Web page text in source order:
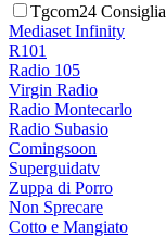
Tgcom24 Consiglia
Mediaset Infinity
R101
Radio 105
Virgin Radio
Radio Montecarlo
Radio Subasio
Comingsoon
Superguidatv
Zuppa di Porro
Non Sprecare
Cotto e Mangiato